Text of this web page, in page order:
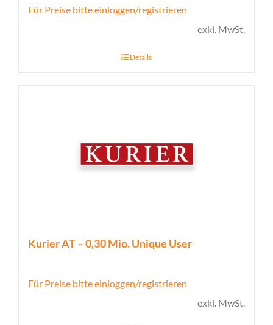
Für Preise bitte einloggen/registrieren
exkl. MwSt.
Details
Kurier AT – 0,30 Mio. Unique User
Für Preise bitte einloggen/registrieren
exkl. MwSt.